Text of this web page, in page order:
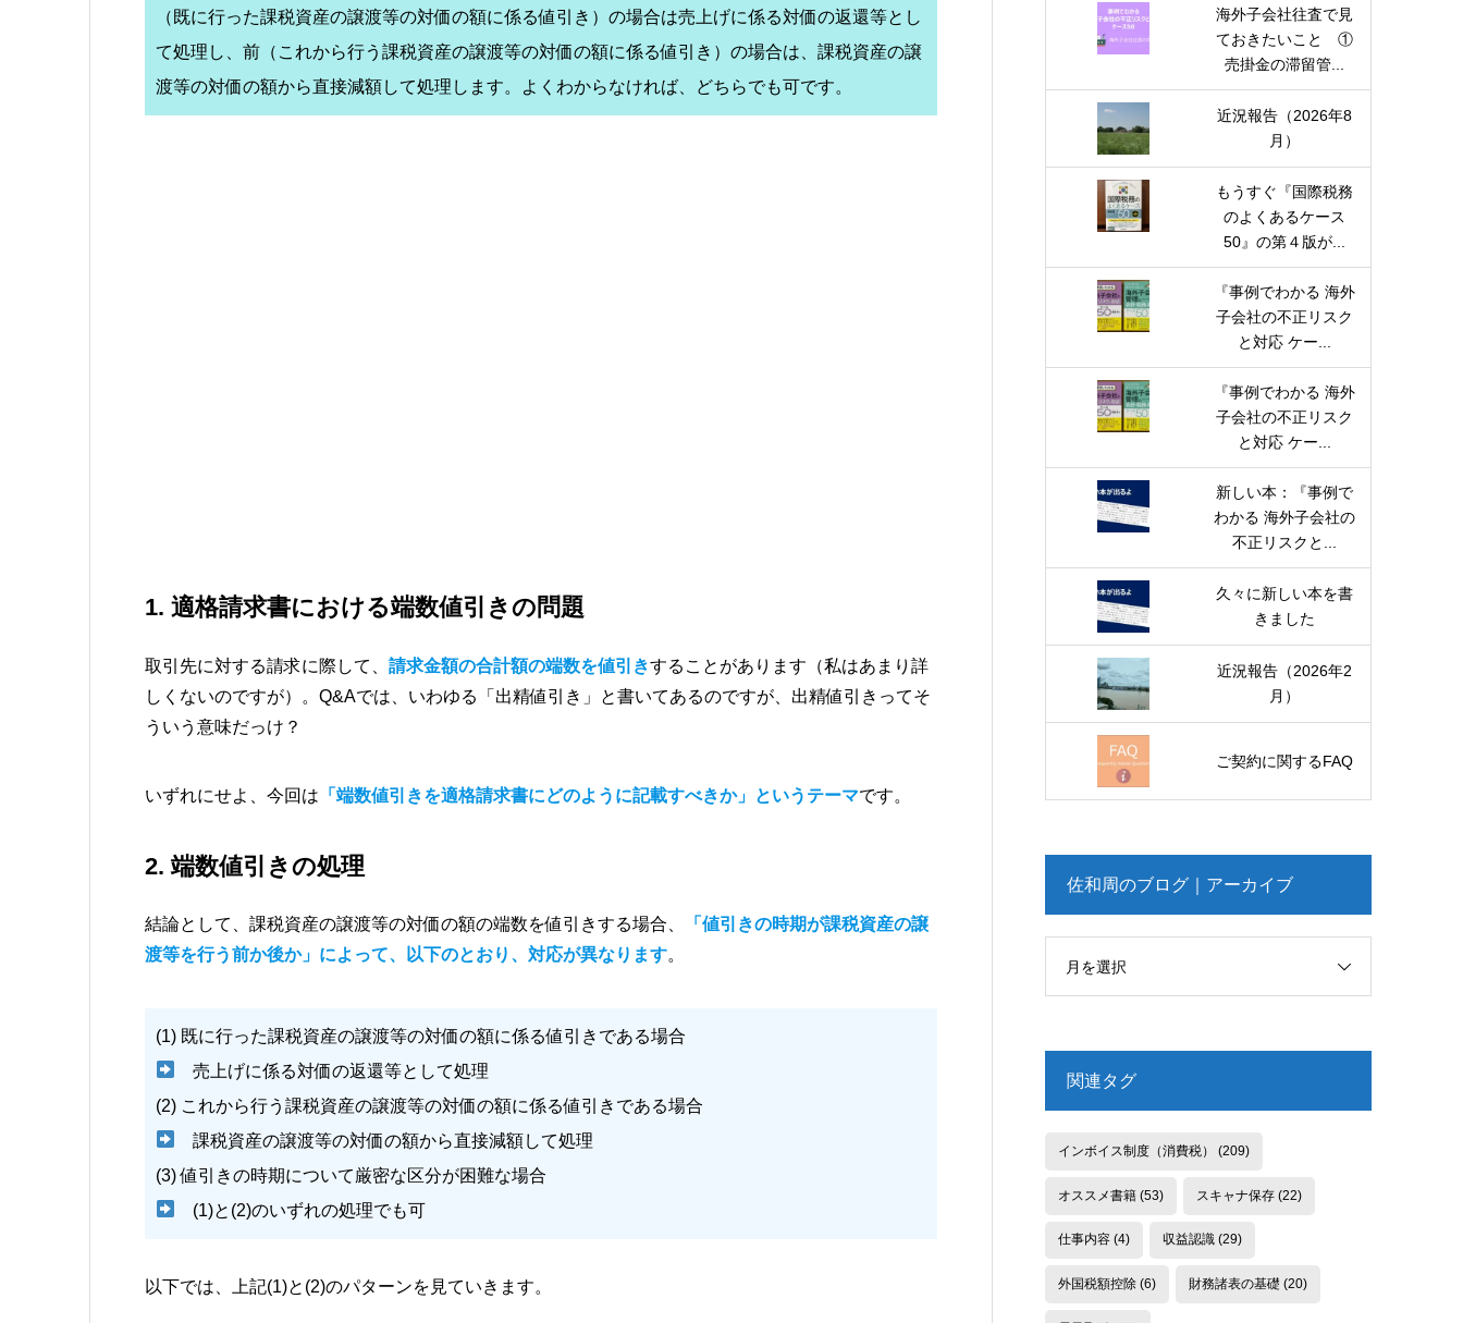
（既に行った課税資産の譲渡等の対価の額に係る値引き）の場合は売上げに係る対価の返還等とし
て処理し、前（これから行う課税資産の譲渡等の対価の額に係る値引き）の場合は、課税資産の譲
渡等の対価の額から直接減額して処理します。よくわからなければ、どちらでも可です。
1. 適格請求書における端数値引きの問題
取引先に対する請求に際して、 請求金額の合計額の端数を値引きすることがあります（私はあまり詳
しくないのですが）。Q&Aでは、いわゆる「出精値引き」と書いてあるのですが、出精値引きってそ
ういう意味だっけ？
いずれにせよ、今回は 「端数値引きを適格請求書にどのように記載すべきか」というテーマです。
2. 端数値引きの処理
結論として、課税資産の譲渡等の対価の額の端数を値引きする場合、
「値引きの時期が課税資産の譲
渡等を行う前か後か」によって、以下のとおり、対応が異なります。
(1) 既に行った課税資産の譲渡等の対価の額に係る値引きである場合
売上げに係る対価の返還等として処理
(2) これから行う課税資産の譲渡等の対価の額に係る値引きである場合
課税資産の譲渡等の対価の額から直接減額して処理
(3) 値引きの時期について厳密な区分が困難な場合
(1)と(2)のいずれの処理でも可
以下では、上記(1)と(2)のパターンを見ていきます。
海外子会社往査で見
ておきたいこと ①
売掛金の滞留管...
近況報告（2026年8
月）
もうすぐ『国際税務
のよくあるケース
50』の第４版が...
『事例でわかる 海外
子会社の不正リスク
と対応 ケー...
『事例でわかる 海外
子会社の不正リスク
と対応 ケー...
新しい本：『事例で
わかる 海外子会社の
不正リスクと...
久々に新しい本を書
きました
近況報告（2026年2
月）
ご契約に関するFAQ
佐和周のブログ｜アーカイブ
月を選択
関連タグ
インボイス制度（消費税） (209)
オススメ書籍(53) スキャナ保存(22)
仕事内容(4) 収益認識(29)
外国税額控除(6) 財務諸表の基礎 (20)